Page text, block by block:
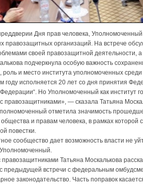
Дня прав человека,
правозащитных организаций. На встрече
своей правозащитной деятельности,
подчеркнула особую важность
и место института уполномоченных
году исполняется 20 лет со дня принятия
Но Уполномоченный как институт
правозащитниками», — сказала Татьяна
отметила значимость
общества и правам человека, в рамках
повестки.
сообщество дает возможность власти не
правозащитниками Татьяна Москалькова
предыдущей встречи с федеральным
законодательство. Часть поправок